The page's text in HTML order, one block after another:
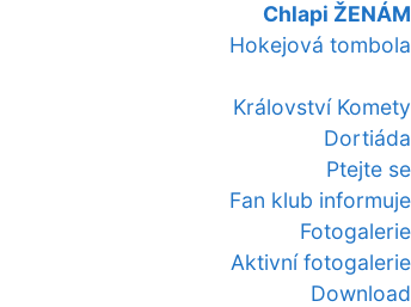
Chlapi ŽENÁM
Hokejová tombola
Království Komety
Dortiáda
Ptejte se
Fan klub informuje
Fotogalerie
Aktivní fotogalerie
Download